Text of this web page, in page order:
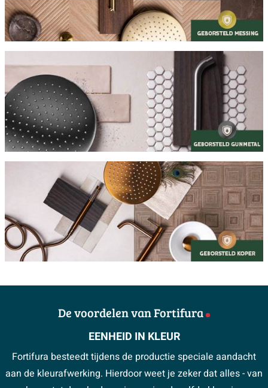
De voordelen van Fortifura
EENHEID IN KLEUR
Fortifura besteedt tijdens de productie speciale aandacht
aan de kleurafwerking. Hierdoor weet je zeker dat alles - van